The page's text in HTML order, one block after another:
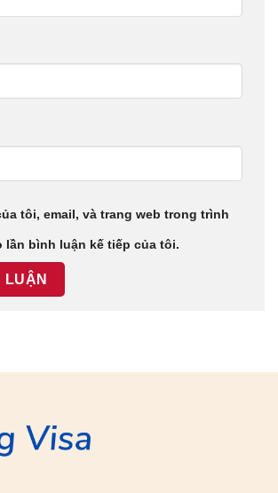
tôi, email, và trang web trong trình
lần bình luận kế tiếp của tôi.